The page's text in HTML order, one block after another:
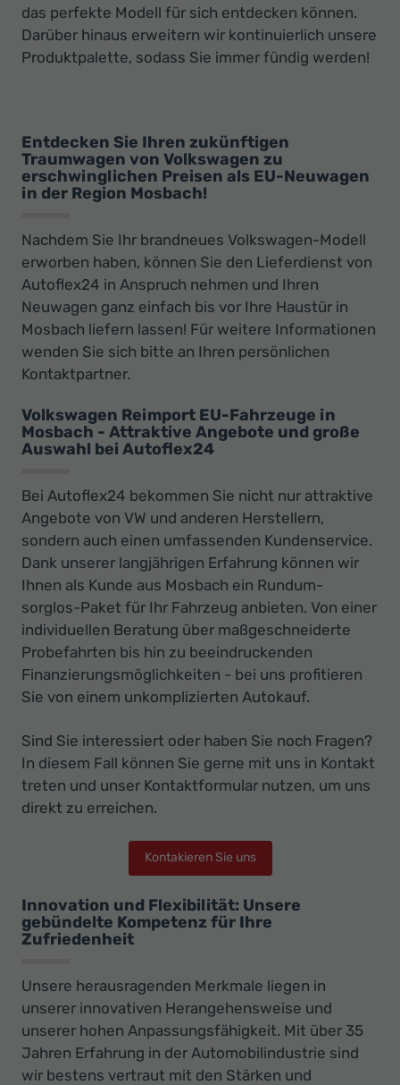
das perfekte Modell für sich entdecken können.
Darüber hinaus erweitern wir kontinuierlich unsere
Produktpalette, sodass Sie immer fündig werden!
Entdecken Sie Ihren zukünftigen
Traumwagen von Volkswagen zu
erschwinglichen Preisen als EU-Neuwagen
in der Region Mosbach!
Nachdem Sie Ihr brandneues Volkswagen-Modell
erworben haben, können Sie den Lieferdienst von
Autoflex24 in Anspruch nehmen und Ihren
Neuwagen ganz einfach bis vor Ihre Haustür in
Mosbach liefern lassen! Für weitere Informationen
wenden Sie sich bitte an Ihren persönlichen
Kontaktpartner.
Volkswagen Reimport EU-Fahrzeuge in
Mosbach - Attraktive Angebote und große
Auswahl bei Autoflex24
Bei Autoflex24 bekommen Sie nicht nur attraktive
Angebote von VW und anderen Herstellern,
sondern auch einen umfassenden Kundenservice.
Dank unserer langjährigen Erfahrung können wir
Ihnen als Kunde aus Mosbach ein Rundum-
sorglos-Paket für Ihr Fahrzeug anbieten. Von einer
individuellen Beratung über maßgeschneiderte
Probefahrten bis hin zu beeindruckenden
Finanzierungsmöglichkeiten - bei uns profitieren
Sie von einem unkomplizierten Autokauf.
Sind Sie interessiert oder haben Sie noch Fragen?
In diesem Fall können Sie gerne mit uns in Kontakt
treten und unser Kontaktformular nutzen, um uns
direkt zu erreichen.
Kontakieren Sie uns
Innovation und Flexibilität: Unsere
gebündelte Kompetenz für Ihre
Zufriedenheit
Unsere herausragenden Merkmale liegen in
unserer innovativen Herangehensweise und
unserer hohen Anpassungsfähigkeit. Mit über 35
Jahren Erfahrung in der Automobilindustrie sind
wir bestens vertraut mit den Stärken und